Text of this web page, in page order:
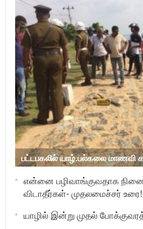
பட்டபகலில் யாழ்.பல்கலை
என்னை பழிவாங்குவதாக
விடாதீர்கள்- முதலமைச்சர் உரை!
யாழில் இன்று முதல்